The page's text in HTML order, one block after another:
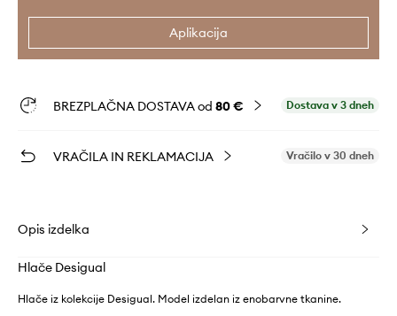
Aplikacija
BREZPLAČNA DOSTAVA od 80 € Dostava v 3 dneh
VRAČILA IN REKLAMACIJA Vračilo v 30 dneh
Opis izdelka
Hlače Desigual
Hlače iz kolekcije Desigual. Model izdelan iz enobarvne tkanine.